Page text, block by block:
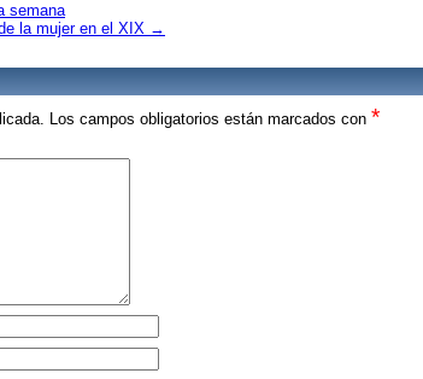
semana
la mujer en el XIX →
Los campos obligatorios están marcados con *